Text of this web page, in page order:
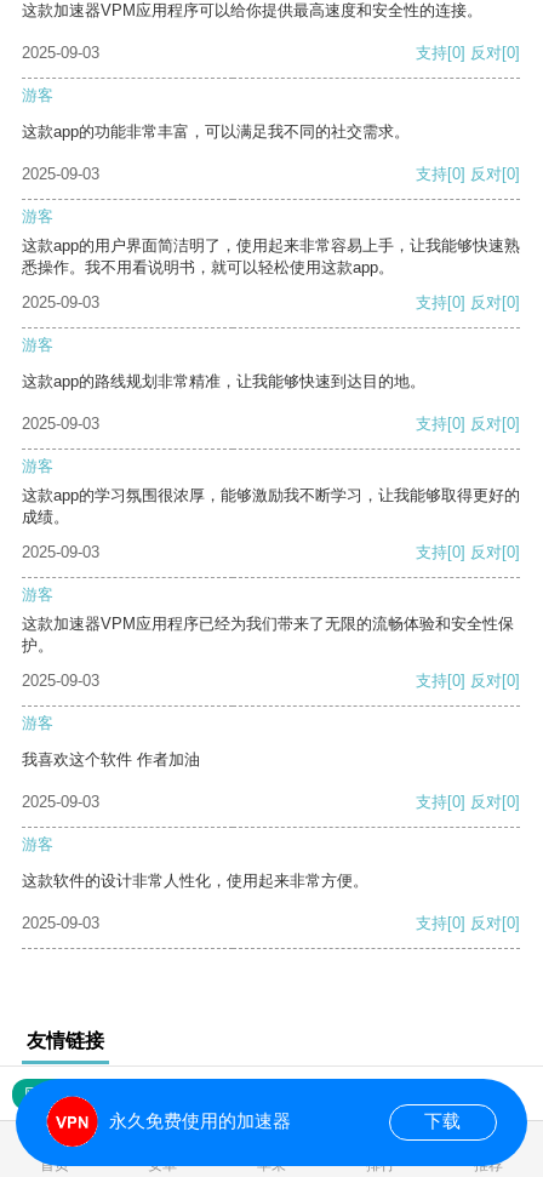
这款加速器VPM应用程序可以给你提供最高速度和安全性的连接。
2025-09-03 支持[0] 反对[0]
游客
这款app的功能非常丰富，可以满足我不同的社交需求。
2025-09-03 支持[0] 反对[0]
游客
这款app的用户界面简洁明了，使用起来非常容易上手，让我能够快速熟
悉操作。我不用看说明书，就可以轻松使用这款app。
2025-09-03
支持[0] 反对[0]
游客
这款app的路线规划非常精准，让我能够快速到达目的地。
2025-09-03 支持[0] 反对[0]
游客
这款app的学习氛围很浓厚，能够激励我不断学习，让我能够取得更好的
成绩。
2025-09-03
支持[0] 反对[0]
游客
这款加速器VPM应用程序已经为我们带来了无限的流畅体验和安全性保
护。
2025-09-03
支持[0] 反对[0]
游客
我喜欢这个软件 作者加油
2025-09-03 支持[0] 反对[0]
游客
这款软件的设计非常人性化，使用起来非常方便。
2025-09-03 支持[0] 反对[0]
友情链接
网站地图
首页 安卓 苹果 排行 推荐
永久免费使用的加速器 下载
0.019215s